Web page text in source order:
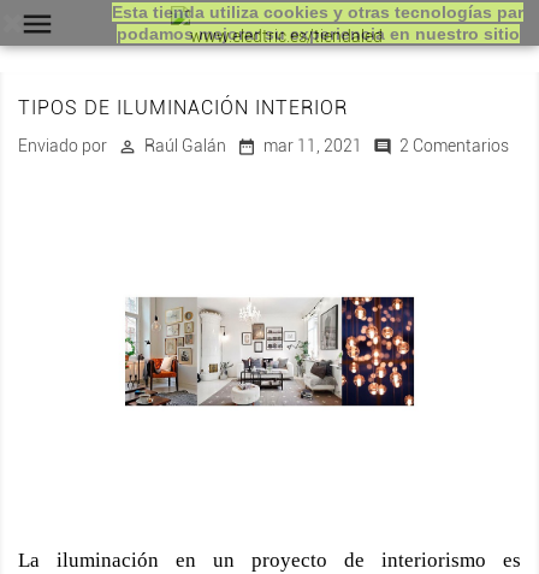

TIPOS DE ILUMINACIÓN INTERIOR
Enviado por  Raúl Galán  mar 11, 2021  2 Comentarios
La iluminación en un proyecto de interiorismo es
Esta tienda utiliza cookies y otras tecnologías par
podamos mejorar su experiencia en nuestro sitio